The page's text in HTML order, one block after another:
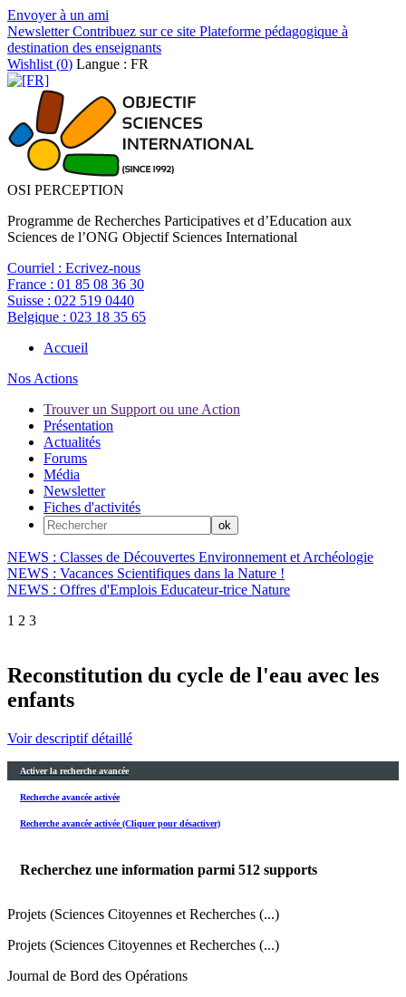
Envoyer à un ami
NewsletterContribuez sur ce site Plateforme pédagogique à
destination des enseignants
Wishlist (0) Langue : FR
OSI PERCEPTION
Programme de Recherches Participatives et d’Education aux
Sciences de l’ONG Objectif Sciences International
Courriel : Ecrivez-nous
France : 01 85 08 36 30
Suisse : 022 519 0440
Belgique : 023 18 35 65
Accueil
Nos Actions
Trouver un Support ou une Action
Présentation
Actualités
Forums
Média
Newsletter
Fiches d'activités
NEWS : Classes de Découvertes Environnement et Archéologie
NEWS : Vacances Scientifiques dans la Nature !
NEWS : Offres d'Emplois Educateur-trice Nature
1 2 3
Reconstitution du cycle de l'eau avec les
enfants
Voir descriptif détaillé
Activer la recherche avancée
Recherche avancée activée
Recherche avancée activée (Cliquer pour désactiver)
Recherchez une information parmi 512 supports
Projets (Sciences Citoyennes et Recherches (...)
Projets (Sciences Citoyennes et Recherches (...)
Journal de Bord des Opérations